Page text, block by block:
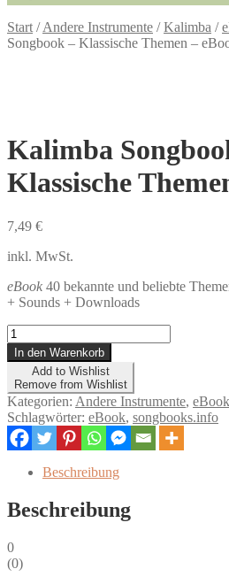
Start /Andere Instrumente /Kalimba /
Songbook – Klassische Themen –
Kalimba
Klassische
7,49 €
inkl. MwSt.
eBook 40 bekannte und beliebte
+ Sounds + Downloads
Kalimba
Songbook
-
Klassische
Themen
-
eBook
Menge
In den Warenkorb
Add to Wishlist
Remove from Wishlist
Kategorien: Andere Instrumente,
Schlagwörter: eBook, songbooks.info
Beschreibung
Beschreibung
0
(0)